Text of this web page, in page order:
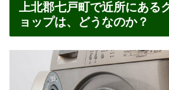
上北郡七戸町で近所にある
ョップは、どうなのか？